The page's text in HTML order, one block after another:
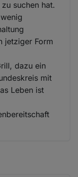
suchen hat.
jetziger Form
dazu ein
mit
Leben ist